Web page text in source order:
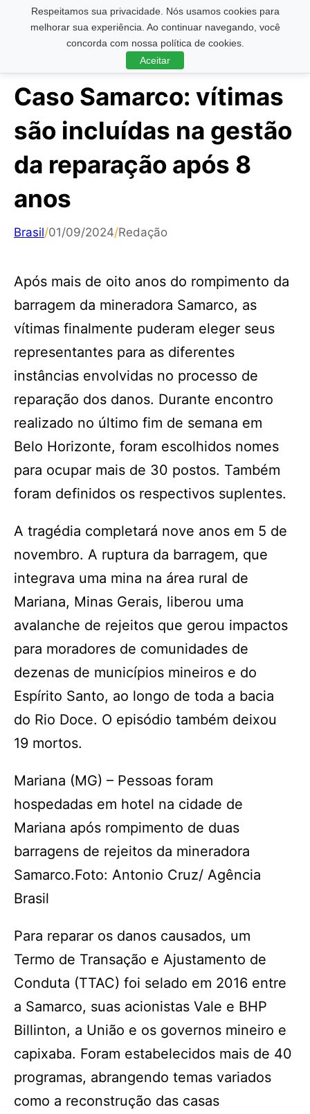
Respeitamos sua privacidade. Nós usamos cookies para
melhorar sua experiência. Ao continuar navegando, você
concorda com nossa política de cookies.
Aceitar
Pesquisar ...
Caso Samarco: vítimas
são incluídas na gestão
da reparação após 8
anos
Brasil/01/09/2024/Redação
Após mais de oito anos do rompimento da
barragem da mineradora Samarco, as
vítimas finalmente puderam eleger seus
representantes para as diferentes
instâncias envolvidas no processo de
reparação dos danos. Durante encontro
realizado no último fim de semana em
Belo Horizonte, foram escolhidos nomes
para ocupar mais de 30 postos. Também
foram definidos os respectivos suplentes.
A tragédia completará nove anos em 5 de
novembro. A ruptura da barragem, que
integrava uma mina na área rural de
Mariana, Minas Gerais, liberou uma
avalanche de rejeitos que gerou impactos
para moradores de comunidades de
dezenas de municípios mineiros e do
Espírito Santo, ao longo de toda a bacia
do Rio Doce. O episódio também deixou
19 mortos.
Mariana (MG) – Pessoas foram
hospedadas em hotel na cidade de
Mariana após rompimento de duas
barragens de rejeitos da mineradora
Samarco.Foto: Antonio Cruz/ Agência
Brasil
Para reparar os danos causados, um
Termo de Transação e Ajustamento de
Conduta (TTAC) foi selado em 2016 entre
a Samarco, suas acionistas Vale e BHP
Billinton, a União e os governos mineiro e
capixaba. Foram estabelecidos mais de 40
programas, abrangendo temas variados
como a reconstrução das casas